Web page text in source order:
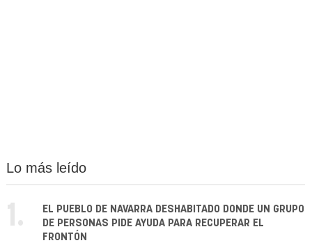
Lo más leído
1.
EL PUEBLO DE NAVARRA DESHABITADO DONDE UN GRUPO
DE PERSONAS PIDE AYUDA PARA RECUPERAR EL
FRONTÓN